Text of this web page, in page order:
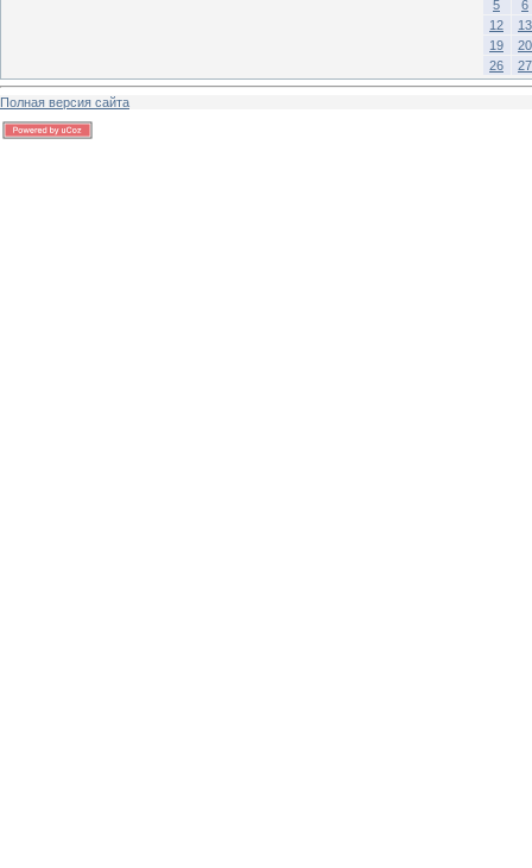
5
6
12
13
19
20
26
27
Полная версия сайта